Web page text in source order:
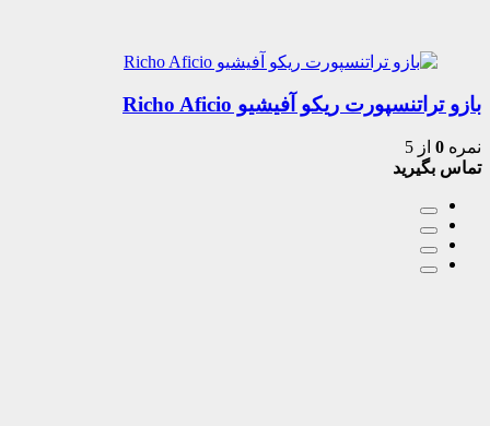
بازو تراتنسپورت ریکو آفیشیو Richo Aficio
نمره 0 از 5
تماس بگیرید